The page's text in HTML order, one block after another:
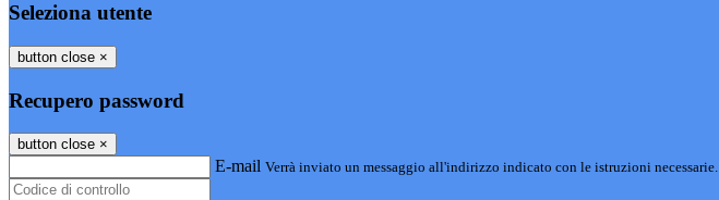
Seleziona utente
button close ×
Recupero password
button close ×
E-mail Verrà inviato un messaggio all'indirizzo indicato con le istruzioni necessarie.